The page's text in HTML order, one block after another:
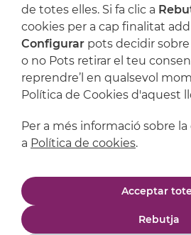
Suport
Política de
de totes elles. Si fa clic a
cookies per a cap finalitat
Configurar pots decidir sobre
o no Pots retirar el teu
reprendre’l en qualsevol
Política de Cookies d'aquest
Per a més informació sobre
a Política de cookies.
Acceptar
Rebutja